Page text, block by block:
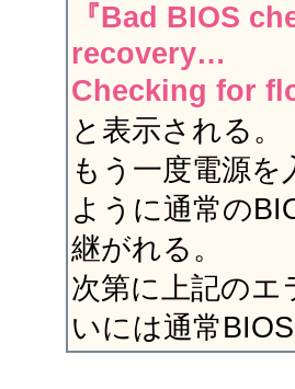
『Bad BIOS
recovery…
Checking for
と表示される。
もう一度電源
ように通常の
継がれる。
次第に上記のエ
いには通常